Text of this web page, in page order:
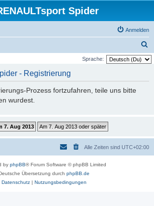
Spider
Anmelden
u
Sprache:
- Registrierung
Prozess fortzufahren, teile uns bitte
wurdest.
Alle Zeiten sind UTC+02:00
by phpBB® Forum Software © phpBB Limited
Übersetzung durch phpBB.de
Datenschutz| Nutzungsbedingungen